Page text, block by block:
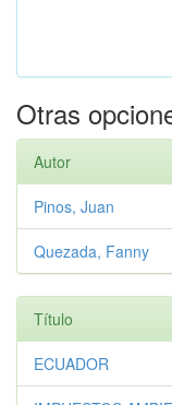
Otras
Autor
Pinos, Juan
Quezada, Fanny
Título
ECUADOR